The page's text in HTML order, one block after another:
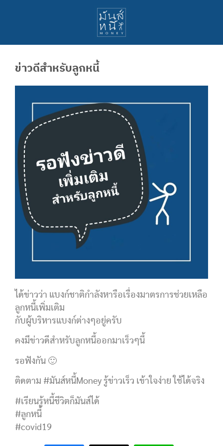
ข่าวดีสำหรับลูกหนี้
ได้ข่าวว่า แบงก์ชาติกำลังหารือเรื่องมาตรการช่วยเหลือ
ลูกหนี้เพิ่มเติม
กับผู้บริหารแบงก์ต่างๆอยู่ครับ
คงมีข่าวดีสำหรับลูกหนี้ออกมาเร็วๆนี้
รอฟังกัน 🙂
ติดตาม #มันส์หนี้Money รู้ข่าวเร็ว เข้าใจง่าย ใช้ได้จริง
#เรียนรู้หนี้ชีวิตก็มันส์ได้
#ลูกหนี้
#covid19